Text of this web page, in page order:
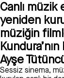
Canlı
yeniden
müziğin
Ayşe
Sessiz sinema,